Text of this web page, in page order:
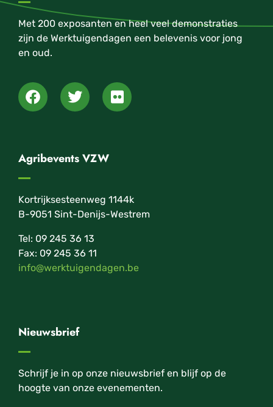
Met 200 exposanten en heel veel demonstraties
zijn de Werktuigendagen een belevenis voor jong
en oud.
Agribevents VZW
Kortrijksesteenweg 1144k
B-9051 Sint-Denijs-Westrem
Tel: 09 245 36 13
Fax: 09 245 36 11
info@werktuigendagen.be
Nieuwsbrief
Schrijf je in op onze nieuwsbrief en blijf op de
hoogte van onze evenementen.